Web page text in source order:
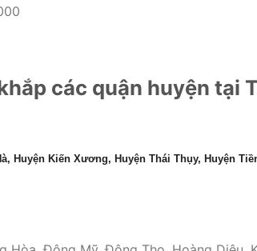
các quận huyện tại
Huyện Kiến Xương, Huyện Thái Thụy, Huyện